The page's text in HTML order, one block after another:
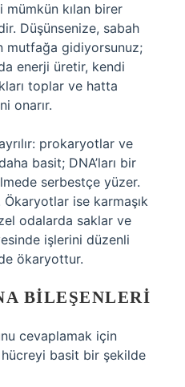
kılan birer
Düşünsenize, sabah
mutfağa gidiyorsunuz;
enerji üretir, kendi
toplar ve hatta
onarır.
prokaryotlar ve
basit; DNA’ları bir
serbestçe yüzer.
ise karmaşık
odalarda saklar ve
işlerini düzenli
ökaryottur.
BILEŞENLERI
cevaplamak için
basit bir şekilde